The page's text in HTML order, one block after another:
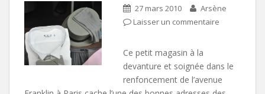
27 mars 2010
Arsène
Laisser un commentaire
Ce petit magasin à la
devanture et soignée dans le
renfoncement de l’avenue